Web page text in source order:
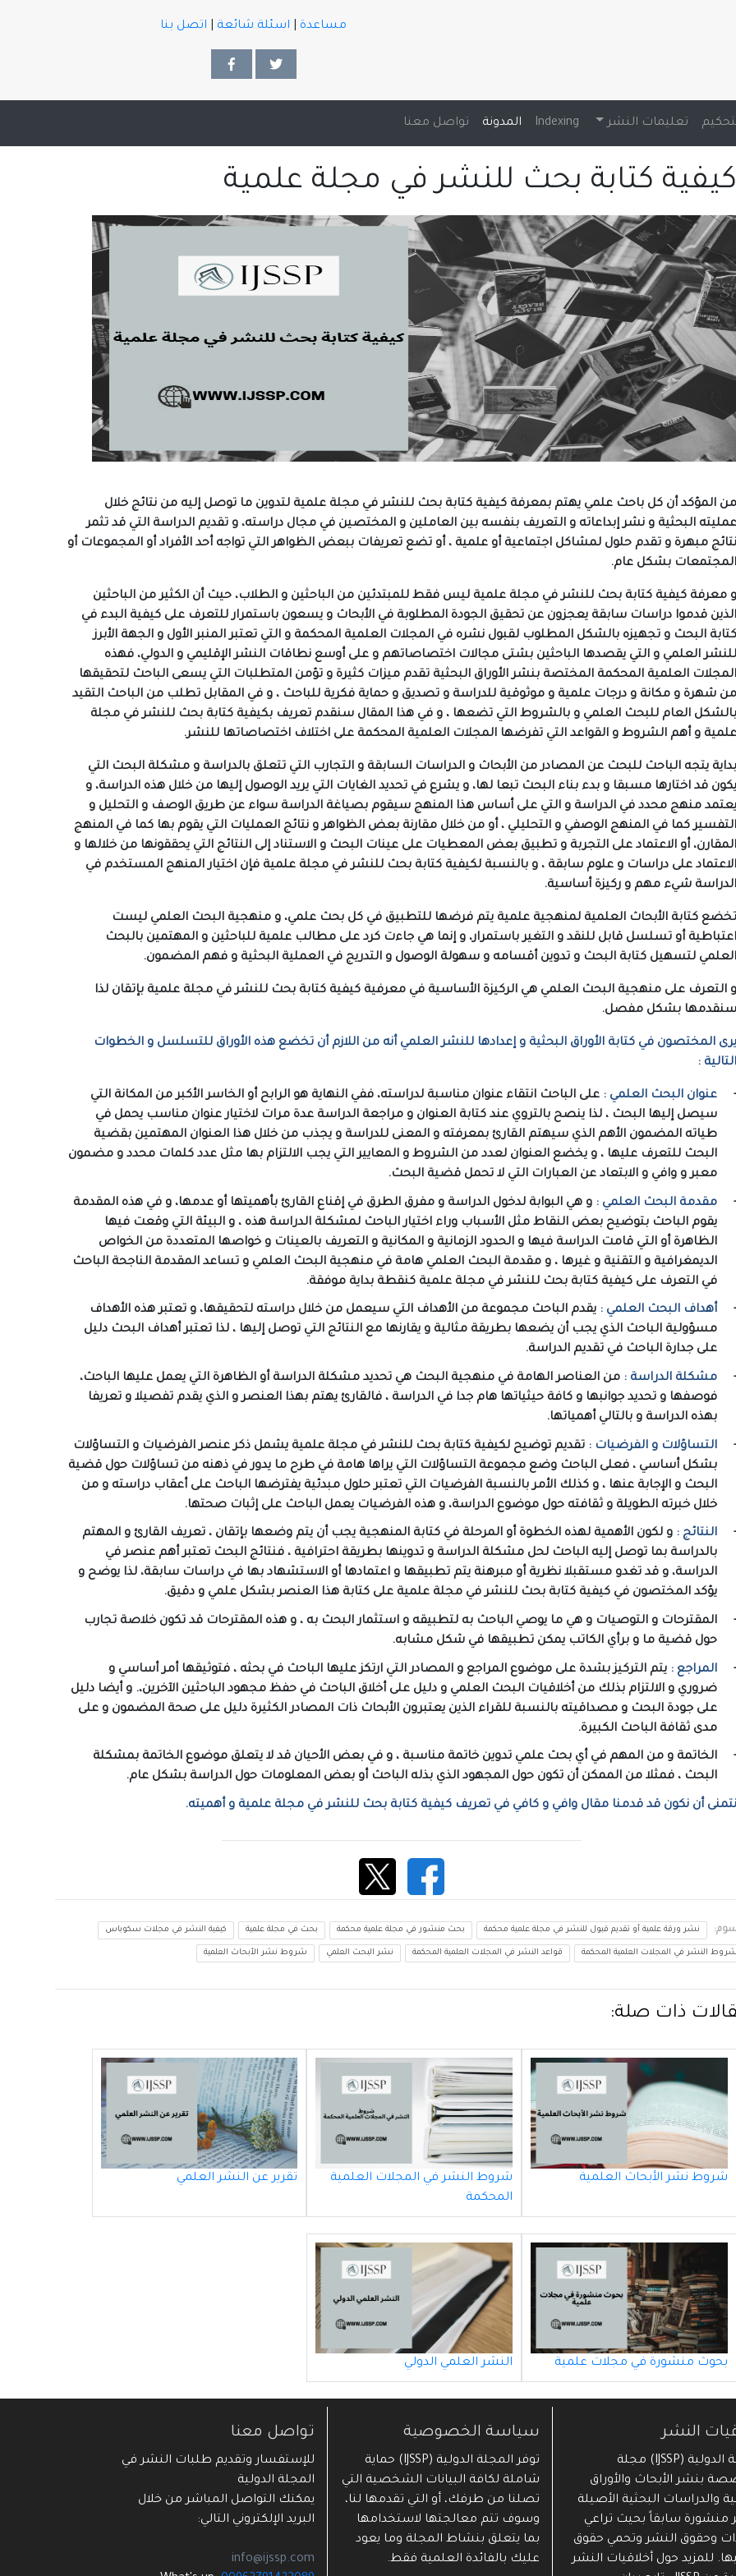
مساعدة اسئلة شائعة اتصل بنا
تعليمات النشر Indexing المدونة تواصل معنا
كيفية كتابة بحث للنشر في مجلة علمية
من المؤكد أن كل باحث علمي يهتم بمعرفة كيفية كتابة بحث للنشر في مجلة علمية لتدوين ما توصل إليه من نتائج خلال
عمليته البحثية و نشر إبداعاته و التعريف بنفسه بين العاملين و المختصين في مجال دراسته، و تقديم الدراسة التي قد تثمر
نتائج مبهرة و تقدم حلول لمشاكل اجتماعية أو علمية ، أو تضع تعريفات ببعض الظواهر التي تواجه أحد الأفراد أو المجموعات أو
المجتمعات بشكل عام.
و معرفة كيفية كتابة بحث للنشر في مجلة علمية ليس فقط للمبتدئين من الباحثين و الطلاب، حيث أن الكثير من الباحثين
الذين قدموا دراسات سابقة يعجزون عن تحقيق الجودة المطلوبة في الأبحاث و يسعون باستمرار للتعرف على كيفية البدء في
كتابة البحث و تجهيزه بالشكل المطلوب لقبول نشره في المجلات العلمية المحكمة و التي تعتبر المنبر الأول و الجهة الأبرز
للنشر العلمي و التي يقصدها الباحثين بشتى مجالات اختصاصاتهم و على أوسع نطاقات النشر الإقليمي و الدولي، فهذه
المجلات العلمية المحكمة المختصة بنشر الأوراق البحثية تقدم ميزات كثيرة و تؤمن المتطلبات التي يسعى الباحث لتحقيقها
من شهرة و مكانة و درجات علمية و موثوقية للدراسة و تصديق و حماية فكرية للباحث ، و في المقابل تطلب من الباحث التقيد
بالشكل العام للبحث العلمي و بالشروط التي تضعها ، و في هذا المقال سنقدم تعريف بكيفية كتابة بحث للنشر في مجلة
علمية و أهم الشروط و القواعد التي تفرضها المجلات العلمية المحكمة على اختلاف اختصاصاتها للنشر.
بداية يتجه الباحث للبحث عن المصادر من الأبحاث و الدراسات السابقة و التجارب التي تتعلق بالدراسة و مشكلة البحث التي
يكون قد اختارها مسبقا و بدء بناء البحث تبعا لها، و يشرع في تحديد الغايات التي يريد الوصول إليها من خلال هذه الدراسة، و
يعتمد منهج محدد في الدراسة و التي على أساس هذا المنهج سيقوم بصياغة الدراسة سواء عن طريق الوصف و التحليل و
التفسير كما في المنهج الوصفي و التحليلي ، أو من خلال مقارنة بعض الظواهر و نتائج العمليات التي يقوم بها كما في المنهج
المقارن، أو الاعتماد على التجربة و تطبيق بعض المعطيات على عينات البحث و الاستناد إلى النتائج التي يحققونها من خلالها و
الاعتماد على دراسات و علوم سابقة ، و بالنسبة لكيفية كتابة بحث للنشر في مجلة علمية فإن اختيار المنهج المستخدم في
الدراسة شيء مهم و ركيزة أساسية.
تخضع كتابة الأبحاث العلمية لمنهجية علمية يتم فرضها للتطبيق في كل بحث علمي، و منهجية البحث العلمي ليست
اعتباطية أو تسلسل قابل للنقد و التغير باستمرار، و إنما هي جاءت كرد على مطالب علمية للباحثين و المهتمين بالبحث
العلمي لتسهيل كتابة البحث و تدوين أقسامه و سهولة الوصول و التدريج في العملية البحثية و فهم المضمون.
و التعرف على منهجية البحث العلمي هي الركيزة الأساسية في معرفية كيفية كتابة بحث للنشر في مجلة علمية بإتقان لذا
سنقدمها بشكل مفصل.
يرى المختصون في كتابة الأوراق البحثية و إعدادها للنشر العلمي أنه من اللازم أن تخضع هذه الأوراق للتسلسل و الخطوات
التالية :
- عنوان البحث العلمي :على الباحث انتقاء عنوان مناسبة لدراسته، ففي النهاية هو الرابح أو الخاسر الأكبر من المكانة التي
سيصل إليها البحث ، لذا ينصح بالتروي عند كتابة العنوان و مراجعة الدراسة عدة مرات لاختيار عنوان مناسب يحمل في
طياته المضمون الأهم الذي سيهتم القارئ بمعرفته و المعنى للدراسة و يجذب من خلال هذا العنوان المهتمين بقضية
البحث للتعرف عليها ، و يخضع العنوان لعدد من الشروط و المعايير التي يجب الالتزام بها مثل عدد كلمات محدد و مضمون
معبر و وافي و الابتعاد عن العبارات التي لا تحمل قضية البحث.
- مقدمة البحث العلمي :و هي البوابة لدخول الدراسة و مفرق الطرق في إقناع القارئ بأهميتها أو عدمها، و في هذه المقدمة
يقوم الباحث بتوضيح بعض النقاط مثل الأسباب وراء اختيار الباحث لمشكلة الدراسة هذه ، و البيئة التي وقعت فيها
الظاهرة أو التي قامت الدراسة فيها و الحدود الزمانية و المكانية و التعريف بالعينات و خواصها المتعددة من الخواص
الديمغرافية و التقنية و غيرها ، و مقدمة البحث العلمي هامة في منهجية البحث العلمي و تساعد المقدمة الناجحة الباحث
في التعرف على كيفية كتابة بحث للنشر في مجلة علمية كنقطة بداية موفقة.
- أهداف البحث العلمي :يقدم الباحث مجموعة من الأهداف التي سيعمل من خلال دراسته لتحقيقها، و تعتبر هذه الأهداف
مسؤولية الباحث الذي يجب أن يضعها بطريقة مثالية و يقارنها مع النتائج التي توصل إليها ، لذا تعتبر أهداف البحث دليل
على جدارة الباحث في تقديم الدراسة.
- مشكلة الدراسة :من العناصر الهامة في منهجية البحث هي تحديد مشكلة الدراسة أو الظاهرة التي يعمل عليها الباحث،
فوصفها و تحديد جوانبها و كافة حيثياتها هام جدا في الدراسة ، فالقارئ يهتم بهذا العنصر و الذي يقدم تفصيلا و تعريفا
بهذه الدراسة و بالتالي أهمياتها.
- التساؤلات و الفرضيات :تقديم توضيح لكيفية كتابة بحث للنشر في مجلة علمية يشمل ذكر عنصر الفرضيات و التساؤلات
بشكل أساسي ، فعلى الباحث وضع مجموعة التساؤلات التي يراها هامة في طرح ما يدور في ذهنه من تساؤلات حول قضية
البحث و الإجابة عنها ، و كذلك الأمر بالنسبة الفرضيات التي تعتبر حلول مبدئية يفترضها الباحث على أعقاب دراسته و من
خلال خبرته الطويلة و ثقافته حول موضوع الدراسة، و هذه الفرضيات يعمل الباحث على إثبات صحتها.
- النتائج :و لكون الأهمية لهذه الخطوة أو المرحلة في كتابة المنهجية يجب أن يتم وضعها بإتقان ، تعريف القارئ و المهتم
بالدراسة بما توصل إليه الباحث لحل مشكلة الدراسة و تدوينها بطريقة احترافية ، فنتائج البحث تعتبر أهم عنصر في
الدراسة، و قد تغدو مستقبلا نظرية أو مبرهنة يتم تطبيقها و اعتمادها أو الاستشهاد بها في دراسات سابقة، لذا يوضح و
يؤكد المختصون في كيفية كتابة بحث للنشر في مجلة علمية على كتابة هذا العنصر بشكل علمي و دقيق.
-
المقترحات و التوصيات و هي ما يوصي الباحث به لتطبيقه و استثمار البحث به ، و هذه المقترحات قد تكون خلاصة تجارب
حول قضية ما و برأي الكاتب يمكن تطبيقها في شكل مشابه.
- المراجع :يتم التركيز بشدة على موضوع المراجع و المصادر التي ارتكز عليها الباحث في بحثه ، فتوثيقها أمر أساسي و
ضروري و الالتزام بذلك من أخلاقيات البحث العلمي و دليل على أخلاق الباحث في حفظ مجهود الباحثين الآخرين،. و أيضا دليل
على جودة البحث و مصداقيته بالنسبة للقراء الذين يعتبرون الأبحاث ذات المصادر الكثيرة دليل على صحة المضمون و على
مدى ثقافة الباحث الكبيرة.
-
الخاتمة و من المهم في أي بحث علمي تدوين خاتمة مناسبة ، و في بعض الأحيان قد لا يتعلق موضوع الخاتمة بمشكلة
البحث ، فمثلا من الممكن أن تكون حول المجهود الذي بذله الباحث أو بعض المعلومات حول الدراسة بشكل عام.
نتمنى أن نكون قد قدمنا مقال وافي و كافي في تعريف كيفية كتابة بحث للنشر في مجلة علمية و أهميته.
نشر ورقة علمية أو تقديم قبول للنشر في مجلة علمية محكمة بحث منشور في مجلة علمية محكمة بحث في مجلة علمية كيفية النشر في مجلات سكوباس
شروط النشر في المجلات العلمية المحكمة قواعد النشر في المجلات العلمية المحكمة نشر البحث العلمي شروط نشر الأبحاث العلمية
ذات صلة:
شروط نشر الأبحاث العلمية
شروط النشر في المجلات العلمية
المحكمة
تقرير عن النشر العلمي
بحوث منشورة في مجلات علمية النشر العلمي الدولي
النشر
المجلة الدولية (IJSSP) مجلة
بنشر الأبحاث والأوراق
والدراسات البحثية الأصيلة
منشورة سابقاً بحيث تراعي
وحقوق النشر وتحمي حقوق
للمزيد حول أخلاقيات النشر
سياسة الخصوصية
توفر المجلة الدولية (IJSSP) حماية
شاملة لكافة البيانات الشخصية التي
تصلنا من طرفك، أو التي تقدمها لنا،
وسوف تتم معالجتها لاستخدامها
بما يتعلق بنشاط المجلة وما يعود
عليك بالفائدة العلمية فقط.
تواصل معنا
للإستفسار وتقديم طلبات النشر في
المجلة الدولية
يمكنك التواصل المباشر من خلال
البريد الإلكتروني التالي:
info@ijssp.com